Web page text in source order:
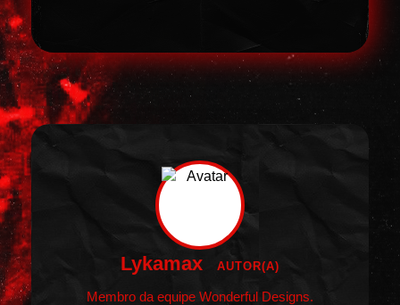
Lykamax AUTOR(A)
Membro da equipe Wonderful Designs.